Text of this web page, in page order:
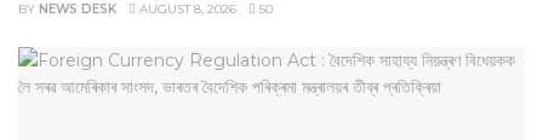
BY NEWS DESK AUGUST 8, 2026 50